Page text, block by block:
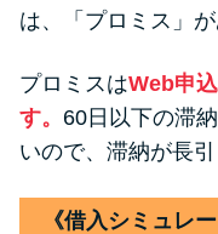
は、「プロミス」が
プロミスはWeb申
す。 60日以下の滞
いので、滞納が長
《借入シミュレ